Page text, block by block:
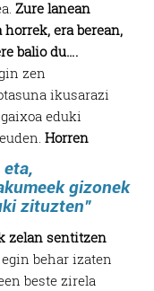
Zure lanean
era berean,
balio du….
zen
ikusarazi
eduki
eta,
gizonek
zituzten”
Horren
zelan sentitzen
behar izaten
beste zirela